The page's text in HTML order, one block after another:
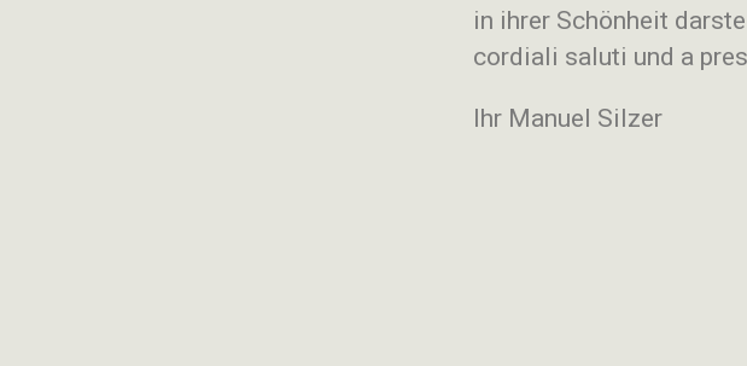
in ihrer Schönheit
cordiali saluti und a
Ihr Manuel Silzer